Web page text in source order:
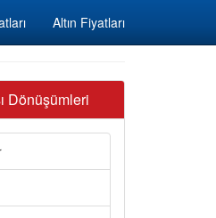
Altın Fiyatları
Dönüşümleri